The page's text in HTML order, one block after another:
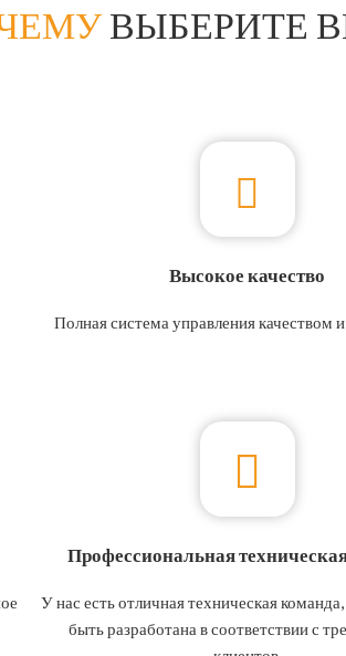
ВЫБЕРИТЕ
Высокое качество
Полная система управления качеством
Профессиональная
У нас есть отличная техническая
быть разработана в соответствии с